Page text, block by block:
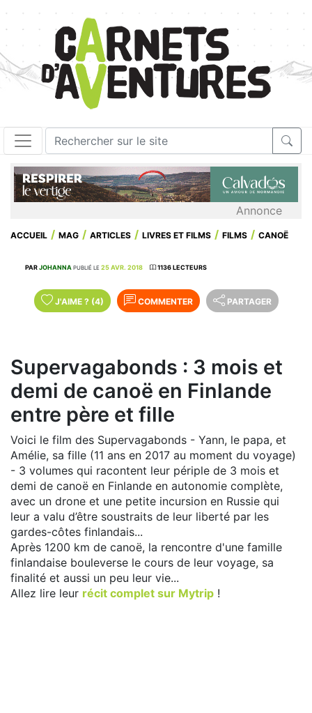
Annonce
ACCUEIL MAG ARTICLES LIVRES ET FILMS FILMS CANOË
PARJOHANNA PUBLIÉ LE 25 AVR. 2018 1136 LECTEURS
J'AIME ? (4) COMMENTER PARTAGER
Supervagabonds : 3 mois et
demi de canoë en Finlande
entre père et fille
Voici le film des Supervagabonds - Yann, le papa, et
Amélie, sa fille (11 ans en 2017 au moment du voyage)
- 3 volumes qui racontent leur périple de 3 mois et
demi de canoë en Finlande en autonomie complète,
avec un drone et une petite incursion en Russie qui
leur a valu d’être soustraits de leur liberté par les
gardes-côtes finlandais...
Après 1200 km de canoë, la rencontre d'une famille
finlandaise bouleverse le cours de leur voyage, sa
finalité et aussi un peu leur vie...
Allez lire leur récit complet sur Mytrip !